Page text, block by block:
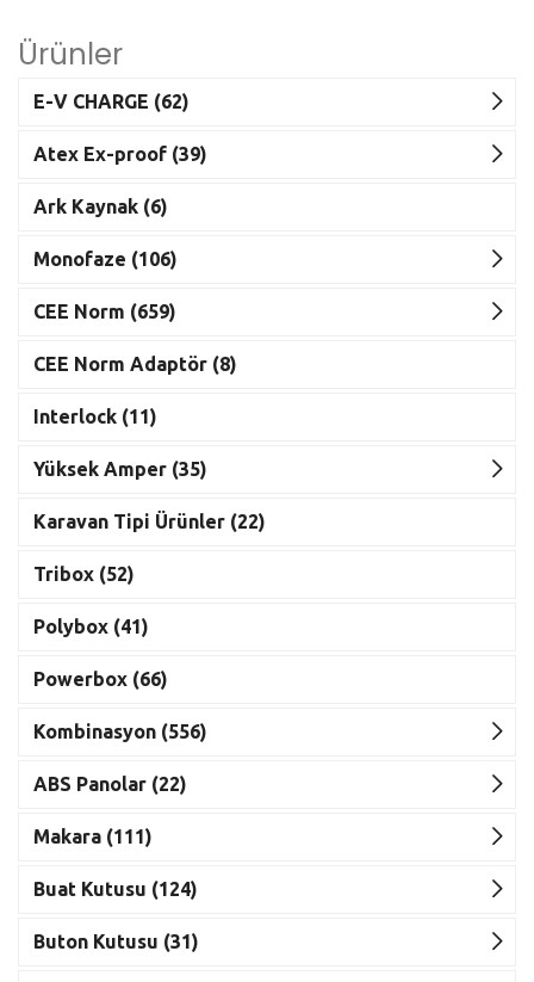
Ürünler
E-V CHARGE (62)
Atex Ex-proof (39)
Ark Kaynak (6)
Monofaze (106)
CEE Norm (659)
CEE Norm Adaptör (8)
Interlock (11)
Yüksek Amper (35)
Karavan Tipi Ürünler (22)
Tribox (52)
Polybox (41)
Powerbox (66)
Kombinasyon (556)
ABS Panolar (22)
Makara (111)
Buat Kutusu (124)
Buton Kutusu (31)